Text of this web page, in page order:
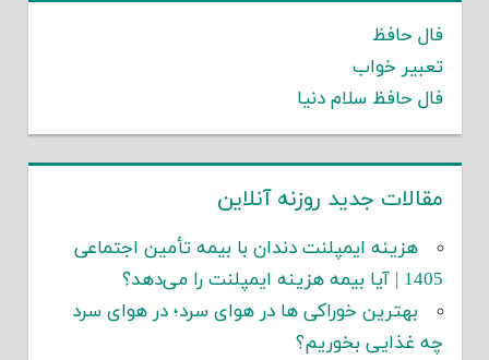
فال حافظ
تعبیر خواب
فال حافظ سلام دنیا
مقالات جدید روزنه آنلاین
هزینه ایمپلنت دندان با بیمه تأمین اجتماعی
1405 | آیا بیمه هزینه ایمپلنت را می‌دهد؟
بهترین خوراکی ها در هوای سرد؛ در هوای سرد
چه غذایی بخوریم؟